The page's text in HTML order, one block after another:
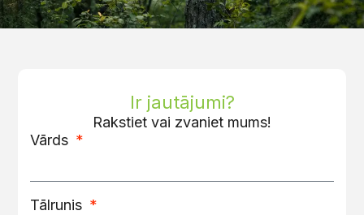
Ir jautājumi?
Rakstiet vai zvaniet mums!
Vārds
Tālrunis